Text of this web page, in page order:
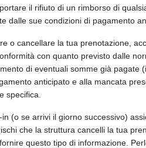
il rifiuto di un rimborso di
dalle sue condizioni di pagamento
o cancellare la tua prenotazione,
con quanto previsto dalle
di eventuali somme già
anticipato e alla mancata
specifica.
(o se arrivi il giorno successivo)
che la struttura cancelli la tua
questo tipo di informazione.